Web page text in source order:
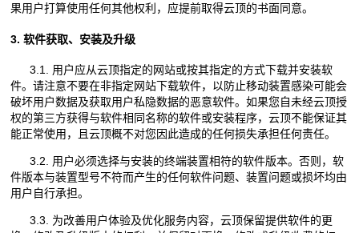
果用户打算使用任何其他权利，应提前取得云顶的书面同意。
3. 软件获取、安装及升级
3.1. 用户应从云顶指定的网站或按其指定的方式下载并安装软
件。请注意不要在非指定网站下载软件，以防止移动装置感染可能会
破坏用户数据及获取用户私隐数据的恶意软件。如果您自未经云顶授
权的第三方获得与软件相同名称的软件或安装程序，云顶不能保证其
能正常使用，且云顶概不对您因此造成的任何损失承担任何责任。
3.2. 用户必须选择与安装的终端装置相符的软件版本。否则，软
件版本与装置型号不符而产生的任何软件问题、装置问题或损坏均由
用户自行承担。
3.3. 为改善用户体验及优化服务内容，云顶保留提供软件的更